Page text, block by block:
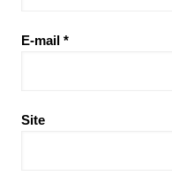
E-mail *
Site